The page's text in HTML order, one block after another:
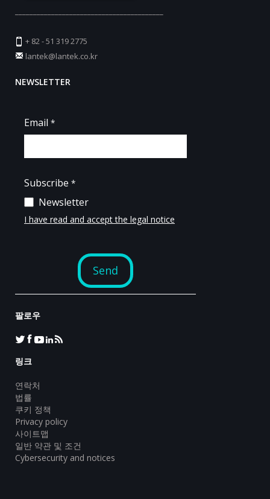
+ 82 - 51 319 2775
lantek@lantek.co.kr
NEWSLETTER
팔로우
링크
연락처
법률
쿠키 정책
Privacy policy
사이트맵
일반 약관 및 조건
Cybersecurity and notices